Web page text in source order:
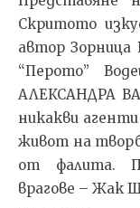
Скритото
автор Зорница
“Перото”
АЛЕКСАНДРА
никакви
живот на
от фалита.
врагове – Жак